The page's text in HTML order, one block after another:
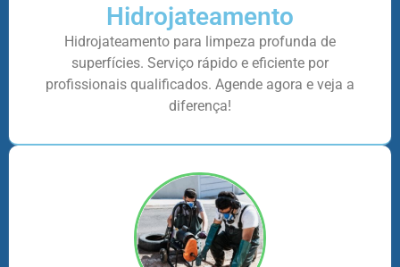
Hidrojateamento
Hidrojateamento para limpeza profunda de
superfícies. Serviço rápido e eficiente por
profissionais qualificados. Agende agora e veja a
diferença!